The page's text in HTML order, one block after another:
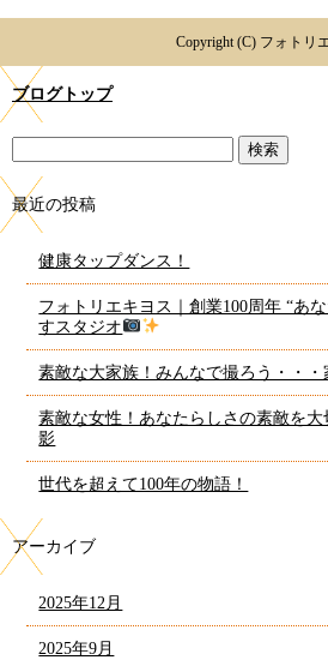
Copyright (C) フォトリ
ブログトップ
最近の投稿
健康タップダンス！
フォトリエキヨス｜創業100周年 “あ
すスタジオ
素敵な大家族！みんなで撮ろう・・・
素敵な女性！あなたらしさの素敵を
影
世代を超えて100年の物語！
アーカイブ
2025年12月
2025年9月